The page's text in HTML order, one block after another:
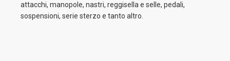
attacchi, manopole, nastri, reggisella e selle, pedali,
sospensioni, serie sterzo e tanto altro.